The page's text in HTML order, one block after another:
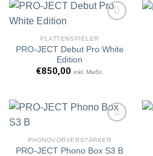
PLATTENSPIELER
PRO-JECT Debut Pro White
Edition
€850,00 inkl. MwSt.
PHONOVORVERSTÄRKER
PRO-JECT Phono Box S3 B